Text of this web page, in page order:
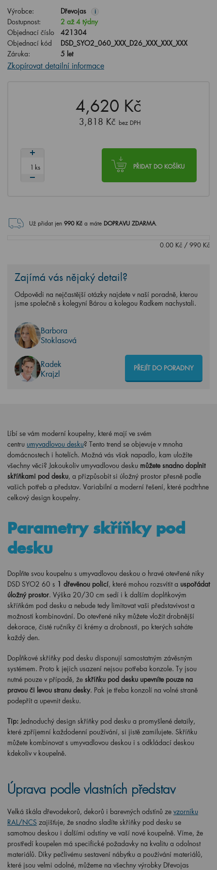
Výrobce: Dřevojas i
Dostupnost:
2 až 4 týdny
Objednací číslo
421304
Objednací kód
DSD_SYO2_060_XXX_D26_XXX_XXX_XXX
Záruka:
5 let
Zkopírovat detailní informace
4,620 Kč
3,818 Kč bez DPH
PŘIDAT DO KOŠÍKU
ks
Už přidat jen 990Kč a máte DOPRAVU ZDARMA.
0.00 Kč / 990 Kč
Zajímá vás nějaký detail?
Odpovědi na nejčastější otázky najdete v naší poradně, kterou
jsme společně s kolegyní Bárou a kolegou Radkem nachystali.
Barbora
Stoklasová
Radek
Krajzl
PŘEJÍT DO PORADNY
Líbí se vám moderní koupelny, které mají ve svém
centru umyvadlovou desku? Tento trend se objevuje v mnoha
domácnostech i hotelích. Možná vás však napadlo, kam uložíte
všechny věci? Jakoukoliv umyvadlovou desku můžete snadno doplnit
skříňkami pod desku, a přizpůsobit si úložný prostor přesně podle
vašich potřeb a představ. Variabilní a moderní řešení, které podtrhne
celkový design koupelny.
Parametry skříňky pod
desku
Doplňte svou koupelnu s umyvadlovou deskou o hravé otevřené niky
DSD SYO2 60 s 1 dřevěnou policí, které mohou rozsvítit a uspořádat
úložný prostor. Výška 20/30 cm sedí i k dalším doplňkovým
skříňkám pod desku a nebude tedy limitovat vaši představivost a
možnosti kombinování. Do otevřené niky můžete vložit drobnější
dekorace, čisté ručníky či krémy a drobnosti, po kterých saháte
každý den.
Doplňkové skříňky pod desku disponují samostatným závěsným
systémem. Proto k jejich usazení nejsou potřeba konzole. Ty jsou
nutné pouze v případě, že skříňku pod desku upevníte pouze na
pravou či levou stranu desky. Pak je třeba konzolí na volné straně
podepřít a upevnit desku.
Tip: Jednoduchý design skříňky pod desku a promyšlené detaily,
které zpříjemní každodenní používání, si jistě zamilujete. Skříňku
můžete kombinovat s umyvadlovou deskou i s odkládací deskou
kdekoliv v koupelně.
Úprava podle vlastních představ
Velká škála dřevodekorů, dekorů i barevných odstínů ze vzorníku
RAL/NCS zajišťuje, že snadno sladíte skříňky pod desku se
samotnou deskou i dalšími odstíny ve vaší nové koupelně. Víme, že
prostředí koupelen má specifické požadavky na kvalitu a odolnost
materiálů. Díky pečlivému sestavení nábytku a používání materiálů,
které jsou velmi odolné, můžeme na všechny výrobky Dřevojas